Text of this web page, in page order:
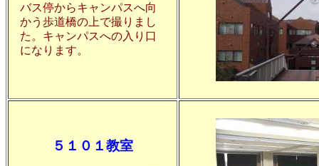
バス停からキャンパスへ向
かう歩道橋の上で撮りまし
た。キャンパスへの入り口
になります。
５１０１教室